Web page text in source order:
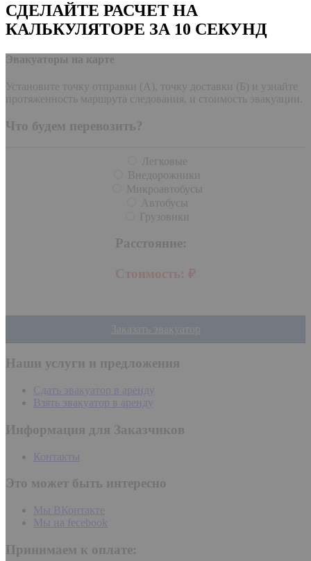
СДЕЛАЙТЕ РАСЧЕТ НА
КАЛЬКУЛЯТОРЕ ЗА 10 СЕКУНД
Эвакуаторы на карте
Установите точку отправки (А), точку доставки (Б) и узнайте
протяженность маршрута следования, и стоимость эвакуации.
Что будем перевозить?
Легковые
Внедорожники
Микроавтобусы
Автобусы
Грузовики
Расстояние:
Стоимость: ₽
Заказать эвакуатор
Наши услуги и предложения
Сдать эвакуатор в аренду
Взять эвакуатор в аренду
Информация для Заказчиков
Контакты
Это может быть интересно
Мы ВКонтакте
Мы на fecebook
Принимаем к оплате: